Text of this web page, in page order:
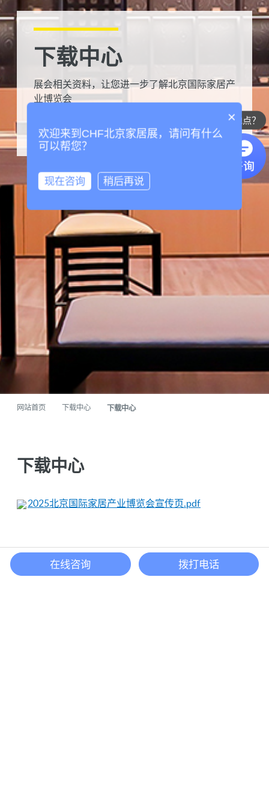
下载中心
展会相关资料，让您进一步了解北京国际家居产
业博览会
网站首页 下载中心 下载中心
下载中心
2025北京国际家居产业博览会宣传页.pdf
Back to
2027展会的时间地点？
×
欢迎来到CHF北京家居展，请问有什么
可以帮您？
现在咨询 稍后再说
在线咨询 拨打电话